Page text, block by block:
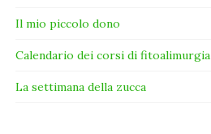
Il mio piccolo dono
Calendario dei corsi di fitoalimurgia
La settimana della zucca